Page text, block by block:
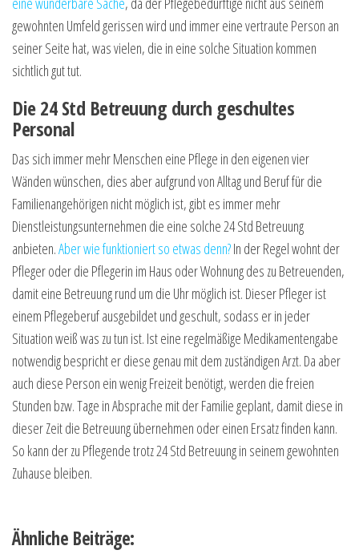
gewohnten Umfeld gerissen wird und immer eine vertraute Person an
seiner Seite hat, was vielen, die in eine solche Situation kommen
sichtlich gut tut.
Die 24 Std Betreuung durch geschultes
Personal
Das sich immer mehr Menschen eine Pflege in den eigenen vier
Wänden wünschen, dies aber aufgrund von Alltag und Beruf für die
Familienangehörigen nicht möglich ist, gibt es immer mehr
Dienstleistungsunternehmen die eine solche 24 Std Betreuung
anbieten.Aber wie funktioniert so etwas denn?In der Regel wohnt der
Pfleger oder die Pflegerin im Haus oder Wohnung des zu Betreuenden,
damit eine Betreuung rund um die Uhr möglich ist. Dieser Pfleger ist
einem Pflegeberuf ausgebildet und geschult, sodass er in jeder
Situation weiß was zu tun ist. Ist eine regelmäßige Medikamentengabe
notwendig bespricht er diese genau mit dem zuständigen Arzt. Da aber
auch diese Person ein wenig Freizeit benötigt, werden die freien
Stunden bzw. Tage in Absprache mit der Familie geplant, damit diese in
dieser Zeit die Betreuung übernehmen oder einen Ersatz finden kann.
So kann der zu Pflegende trotz 24 Std Betreuung in seinem gewohnten
Zuhause bleiben.
Ähnliche Beiträge: